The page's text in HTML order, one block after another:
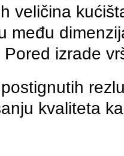
veličina
među
Pored izrade
kvaliteta